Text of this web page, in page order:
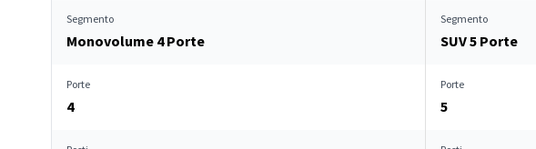
Segmento
Monovolume 4 Porte
Segmento
SUV 5 Porte
Porte
4
Porte
5